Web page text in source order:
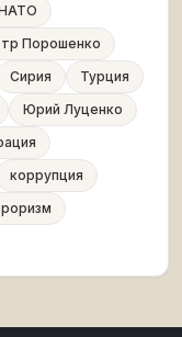
Порошенко
Сирия
Турция
Юрий Луценко
коррупция